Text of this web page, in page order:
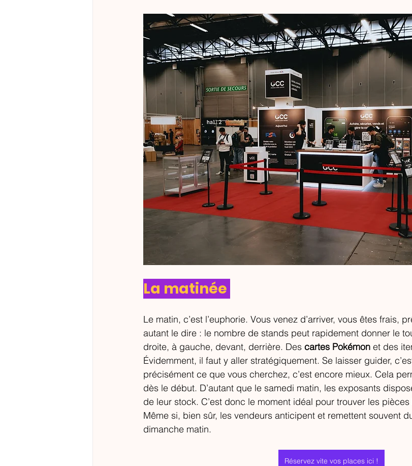
La matinée
Le matin, c’est l’euphorie. Vous venez d’arriver, vous êtes frais,
autant le dire : le nombre de stands peut rapidement donner le
droite, à gauche, devant, derrière. Des cartes Pokémon et des
Évidemment, il faut y aller stratégiquement. Se laisser guider,
précisément ce que vous cherchez, c’est encore mieux. Cela
dès le début. D’autant que le samedi matin, les exposants
de leur stock. C’est donc le moment idéal pour trouver les
Même si, bien sûr, les vendeurs anticipent et remettent souvent
dimanche matin.
Réservez vite vos places ici !